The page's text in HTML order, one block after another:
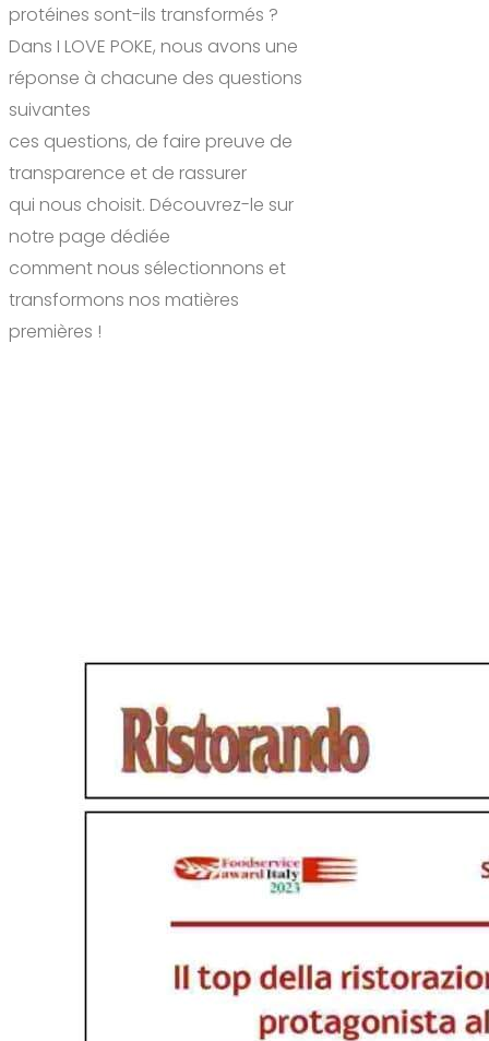
protéines sont-ils transformés ?
Dans I LOVE POKE, nous avons une
réponse à chacune des questions
suivantes
ces questions, de faire preuve de
transparence et de rassurer
qui nous choisit. Découvrez-le sur
notre page dédiée
comment nous sélectionnons et
transformons nos matières
premières !